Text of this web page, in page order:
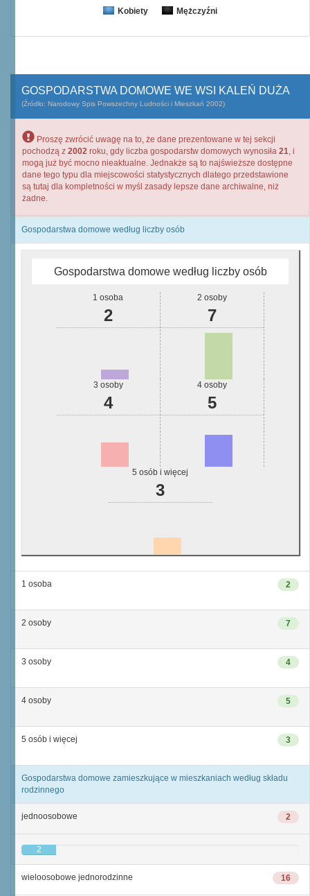
Kobiety Mężczyźni
GOSPODARSTWA DOMOWE WE WSI KALEŃ DUŻA
(Źródło: Narodowy Spis Powszechny Ludności i Mieszkań 2002)
Proszę zwrócić uwagę na to, że dane prezentowane w tej sekcji
pochodzą z 2002 roku, gdy liczba gospodarstw domowych wynosiła 21, i
mogą już być mocno nieaktualne. Jednakże są to najświeższe dostępne
dane tego typu dla miejscowości statystycznych dlatego przedstawione
są tutaj dla kompletności w myśl zasady lepsze dane archiwalne, niż
żadne.
Gospodarstwa domowe według liczby osób
Gospodarstwa domowe według liczby osób
1 osoba
2
2 osoby
7
3 osoby
4
4 osoby
5
5 osób i więcej
3
2
1 osoba
7
2 osoby
4
3 osoby
5
4 osoby
3
5 osób i więcej
Gospodarstwa domowe zamieszkujące w mieszkaniach według składu
rodzinnego
2
jednoosobowe
2
16
wieloosobowe jednorodzinne